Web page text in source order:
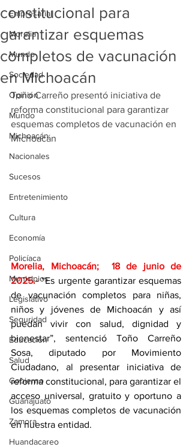
Empresarial
Morelia
Mundo
Sociedad
Opinión
Mundo
Michoacán
Nacionales
Sucesos
Entretenimiento
Cultura
Economía
Policíaca
Municipios
Legislativo
Seguridad
Educación
Salud
Gobierno
Guanajuato
Zamora
Huandacareo
constitucional para
garantizar esquemas
completos de vacunación
en Michoacán
Toño Carreño presentó iniciativa de
reforma constitucional para garantizar
esquemas completos de vacunación en
Michoacán
Morelia, Michoacán;  18 de junio de
2025.- “Es urgente garantizar esquemas
de vacunación completos para niñas,
niños y jóvenes de Michoacán y así
puedan vivir con salud, dignidad y
bienestar”, sentenció Toño Carreño
Sosa, diputado por Movimiento
Ciudadano, al presentar iniciativa de
reforma constitucional, para garantizar el
acceso universal, gratuito y oportuno a
los esquemas completos de vacunación
en nuestra entidad.